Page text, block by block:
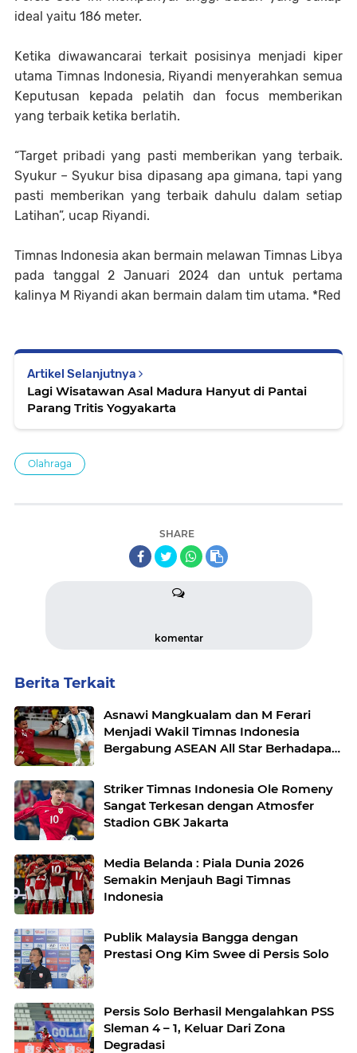
ideal yaitu 186 meter.
Ketika diwawancarai terkait posisinya menjadi kiper
utama Timnas Indonesia, Riyandi menyerahkan semua
Keputusan kepada pelatih dan focus memberikan
yang terbaik ketika berlatih.
“Target pribadi yang pasti memberikan yang terbaik.
Syukur – Syukur bisa dipasang apa gimana, tapi yang
pasti memberikan yang terbaik dahulu dalam setiap
Latihan”, ucap Riyandi.
Timnas Indonesia akan bermain melawan Timnas Libya
pada tanggal 2 Januari 2024 dan untuk pertama
kalinya M Riyandi akan bermain dalam tim utama. *Red
Artikel Selanjutnya
Lagi Wisatawan Asal Madura Hanyut di Pantai
Parang Tritis Yogyakarta
Olahraga
SHARE
komentar
Berita Terkait
Asnawi Mangkualam dan M Ferari
Menjadi Wakil Timnas Indonesia
Bergabung ASEAN All Star Berhadapan
Striker Timnas Indonesia Ole Romeny
Sangat Terkesan dengan Atmosfer
Stadion GBK Jakarta
Media Belanda : Piala Dunia 2026
Semakin Menjauh Bagi Timnas
Indonesia
Publik Malaysia Bangga dengan
Prestasi Ong Kim Swee di Persis Solo
Persis Solo Berhasil Mengalahkan PSS
Sleman 4 – 1, Keluar Dari Zona
Degradasi